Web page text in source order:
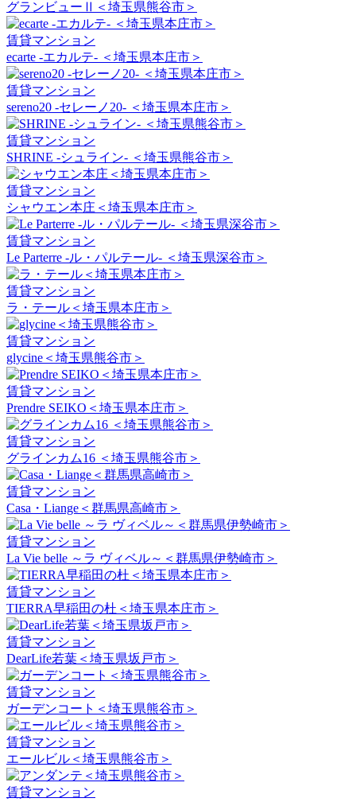
グランビューⅡ＜埼玉県熊谷市＞
賃貸マンション
ecarte -エカルテ- ＜埼玉県本庄市＞
賃貸マンション
sereno20 -セレーノ20- ＜埼玉県本庄市＞
賃貸マンション
SHRINE -シュライン- ＜埼玉県熊谷市＞
賃貸マンション
シャウエン本庄＜埼玉県本庄市＞
賃貸マンション
Le Parterre -ル・パルテール- ＜埼玉県深谷市＞
賃貸マンション
ラ・テール＜埼玉県本庄市＞
賃貸マンション
glycine＜埼玉県熊谷市＞
賃貸マンション
Prendre SEIKO＜埼玉県本庄市＞
賃貸マンション
グラインカム16 ＜埼玉県熊谷市＞
賃貸マンション
Casa・Liange＜群馬県高崎市＞
賃貸マンション
La Vie belle ～ラ ヴィベル～＜群馬県伊勢崎市＞
賃貸マンション
TIERRA早稲田の杜＜埼玉県本庄市＞
賃貸マンション
DearLife若葉＜埼玉県坂戸市＞
賃貸マンション
ガーデンコート＜埼玉県熊谷市＞
賃貸マンション
エールビル＜埼玉県熊谷市＞
賃貸マンション